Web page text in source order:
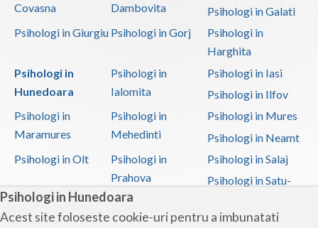
Psihologi in Hunedoara
Acest site foloseste cookie-uri pentru a imbunatati
Covasna
Dambovita
Psihologi in Galati
Psihologi in Giurgiu Psihologi in Gorj
Psihologi in
Harghita
Psihologi in
Hunedoara
Psihologi in
Ialomita
Psihologi in Iasi
Psihologi in Ilfov
Psihologi in
Maramures
Psihologi in
Mehedinti
Psihologi in Mures
Psihologi in Neamt
Psihologi in Olt
Psihologi in
Prahova
Psihologi in Salaj
Psihologi in Satu-
Psihologi in Sibiu
Psihologi in Psihologi in